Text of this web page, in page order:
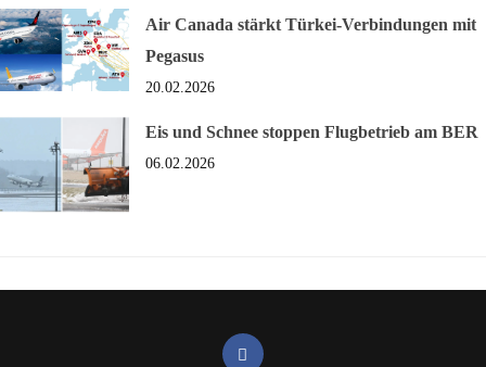
Air Canada stärkt Türkei-Verbindungen mit
Pegasus
20.02.2026
Eis und Schnee stoppen Flugbetrieb am BER
06.02.2026